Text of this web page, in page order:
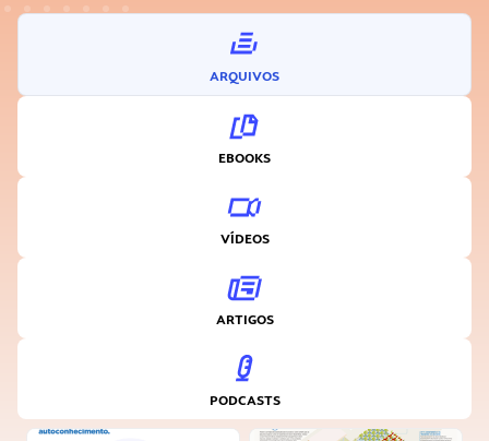
ARQUIVOS
EBOOKS
VÍDEOS
ARTIGOS
PODCASTS